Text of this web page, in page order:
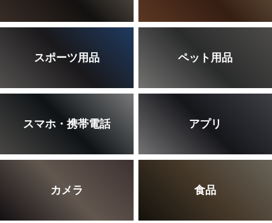
スポーツ用品 ペット用品
スマホ・携帯電話 アプリ
カメラ 食品